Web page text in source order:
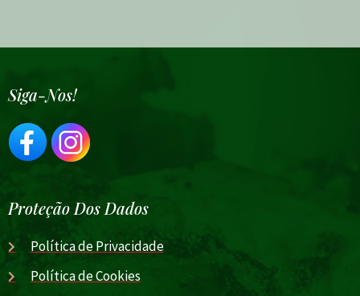
Siga-Nos!
Proteção Dos Dados
Política de Privacidade
Política de Cookies